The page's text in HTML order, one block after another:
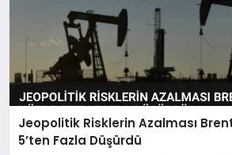
Jeopolitik Risklerin Azalması
5’ten Fazla Düşürdü